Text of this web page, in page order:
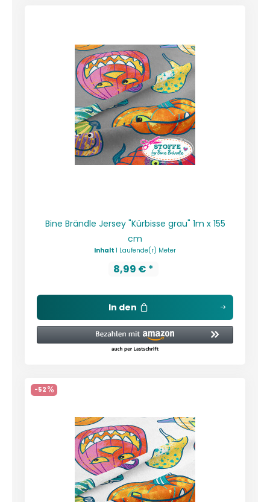
Bine Brändle Jersey "Kürbisse grau" 1m x 155
cm
Inhalt 1 Laufende(r) Meter
8,99 € *
In den
-52